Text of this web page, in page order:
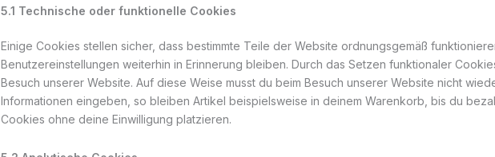
5.1 Technische oder funktionelle Cookies
Einige Cookies stellen sicher, dass bestimmte Teile der Website ordnungsgemäß
Benutzereinstellungen weiterhin in Erinnerung bleiben. Durch das Setzen funktionaler
Besuch unserer Website. Auf diese Weise musst du beim Besuch unserer Website nicht
Informationen eingeben, so bleiben Artikel beispielsweise in deinem Warenkorb, bis du
Cookies ohne deine Einwilligung platzieren.